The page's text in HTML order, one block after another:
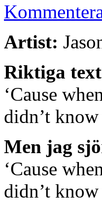
Artist:
Riktiga
‘Cause
didn’t
Men jag
‘Cause
didn’t